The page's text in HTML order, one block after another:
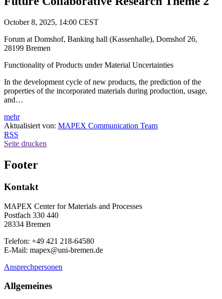
October 8, 2025, 14:00 CEST
Forum at Domshof, Banking hall (Kassenhalle), Domshof 26,
28199 Bremen
Functionality of Products under Material Uncertainties
In the development cycle of new products, the prediction of the
properties of the incorporated materials during production, usage,
and…
mehr
Aktualisiert von: MAPEX Communication Team
RSS
Seite drucken
Footer
Kontakt
MAPEX Center for Materials and Processes
Postfach 330 440
28334 Bremen
Telefon: +49 421 218-64580
E-Mail: mapex@uni-bremen.de
Ansprechpersonen
Allgemeines